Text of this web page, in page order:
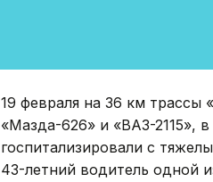
19 февраля на 36 км
«Мазда-626» и «ВАЗ-2115»,
госпитализировали с
43-летний водитель одной